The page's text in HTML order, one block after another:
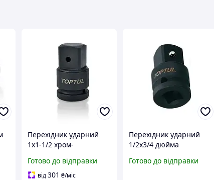
Перехідник ударний
1х1-1/2 хром-
чорний
Готово до відправки
від301 ₴/міс
Перехідник ударний
1/2х3/4 дюйма
чорний
Готово до відправки